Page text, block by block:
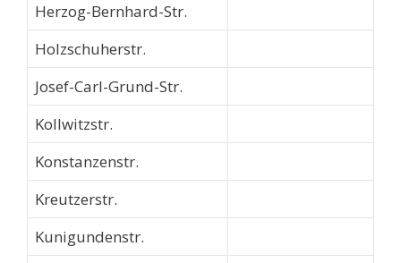
Herzog-Bernhard-Str.
Holzschuherstr.
Josef-Carl-Grund-Str.
Kollwitzstr.
Konstanzenstr.
Kreutzerstr.
Kunigundenstr.